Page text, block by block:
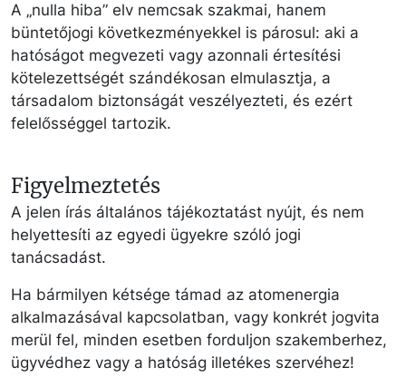
A „nulla hiba” elv nemcsak szakmai, hanem
büntetőjogi következményekkel is párosul: aki a
hatóságot megvezeti vagy azonnali értesítési
kötelezettségét szándékosan elmulasztja, a
társadalom biztonságát veszélyezteti, és ezért
felelősséggel tartozik.
Figyelmeztetés
A jelen írás általános tájékoztatást nyújt, és nem
helyettesíti az egyedi ügyekre szóló jogi
tanácsadást.
Ha bármilyen kétsége támad az atomenergia
alkalmazásával kapcsolatban, vagy konkrét jogvita
merül fel, minden esetben forduljon szakemberhez,
ügyvédhez vagy a hatóság illetékes szervéhez!